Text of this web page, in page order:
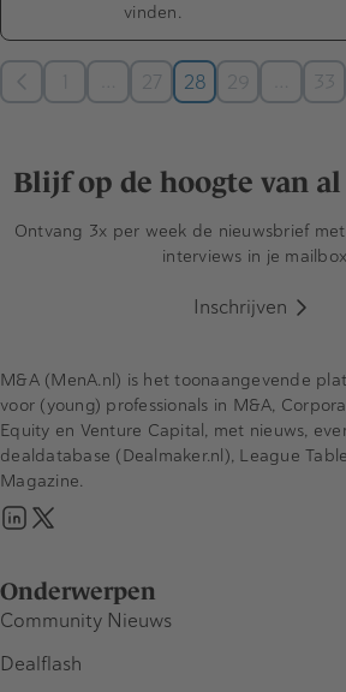
vinden.
27 28 29 33
Blijf op de hoogte van
Ontvang 3x per week de nieuwsbrief
interviews in je mailbox
Inschrijven
Onderwerpen
Community Nieuws
Dealflash
M&A (MenA.nl) is het toonaangevende
voor (young) professionals in M&A,
Equity en Venture Capital, met nieuws,
dealdatabase (Dealmaker.nl), League
Magazine.